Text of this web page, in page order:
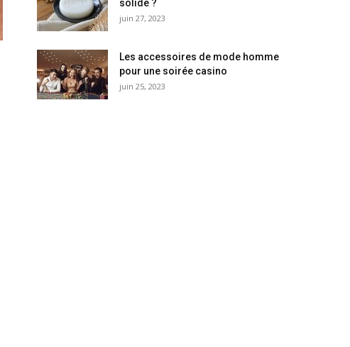
solide ?
juin 27, 2023
Les accessoires de mode homme
pour une soirée casino
juin 25, 2023